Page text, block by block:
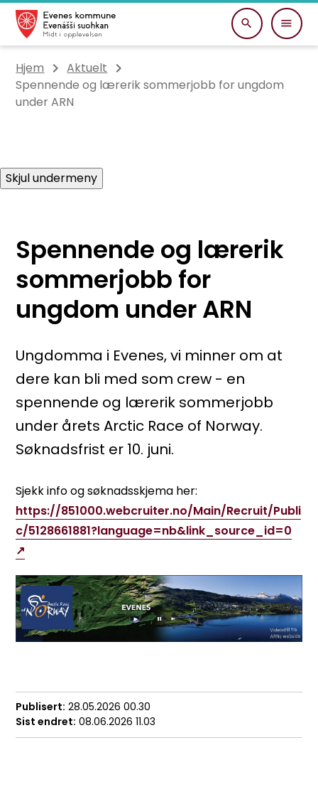
Evenes kommune
Du er her:
Hjem
Aktuelt
Spennende og lærerik sommerjobb for ungdom
under ARN
Skjul undermeny
Spennende og lærerik
sommerjobb for
ungdom under ARN
Ungdomma i Evenes, vi minner om at
dere kan bli med som crew - en
spennende og lærerik sommerjobb
under årets Arctic Race of Norway.
Søknadsfrist er 10. juni.
Sjekk info og søknadsskjema her:
https://851000.webcruiter.no/Main/Recruit/Publi
c/5128661881?language=nb&link_source_id=0
Publisert 28.05.2026 00.30
Sist endret 08.06.2026 11.03